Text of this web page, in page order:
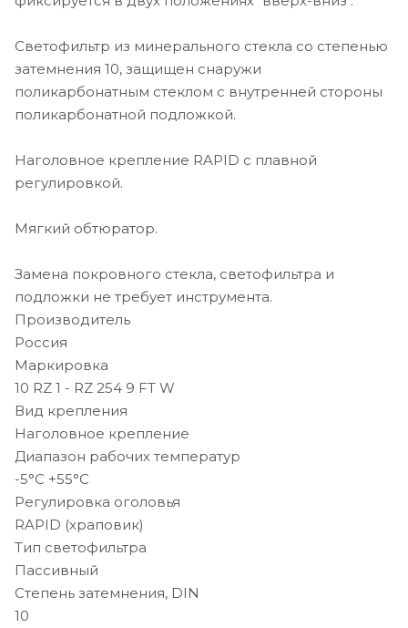
Светофильтр из минерального стекла со степенью
затемнения 10, защищен снаружи
поликарбонатным стеклом с внутренней стороны
поликарбонатной подложкой.
Наголовное крепление RAPID с плавной
регулировкой.
Мягкий обтюратор.
Замена покровного стекла, светофильтра и
подложки не требует инструмента.
Производитель
Россия
Маркировка
10 RZ 1 - RZ 254 9 FT W
Вид крепления
Наголовное крепление
Диапазон рабочих температур
-5°C +55°C
Регулировка оголовья
RAPID (храповик)
Тип светофильтра
Пассивный
Степень затемнения, DIN
10